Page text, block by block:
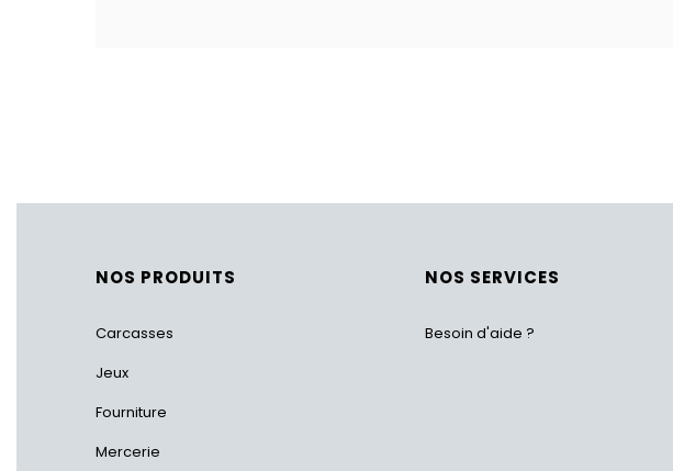
NOS PRODUITS
Carcasses
Jeux
Fourniture
Mercerie
NOS SERVICES
Besoin d'aide ?